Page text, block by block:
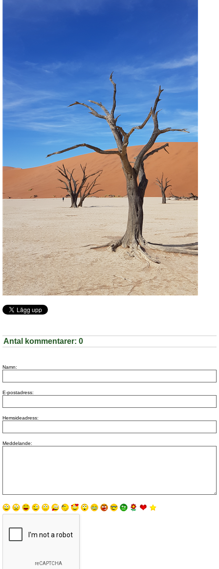
Antal kommentarer: 0
Namn:
E-postadress:
Hemsideadress:
Meddelande: